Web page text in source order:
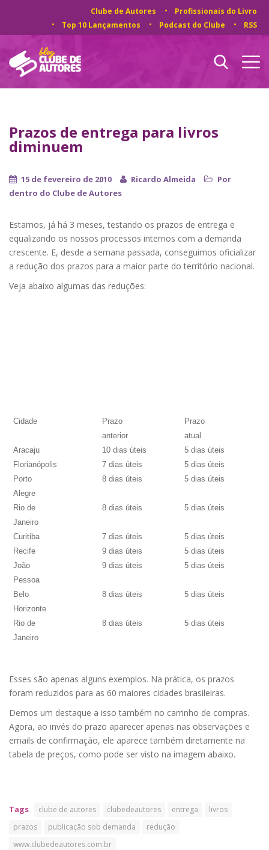
Clube de Autores
Profissionais do Livro
Top 10 Lançamentos
Podcast do Clube RSS
Prazos de entrega para livros
diminuem
15 de fevereiro de 2010 Ricardo Almeida
Por
dentro do Clube de Autores
Estamos, já há 3 meses, testando os prazos de entrega e
equalizando os nossos processos internos com a demanda
crescente. E, desde a semana passada, conseguimos oficializar
a redução dos prazos para a maior parte do território nacional.
Veja abaixo algumas das reduções:
Cidade
Prazo
anterior
Prazo
atual
Aracaju
10 dias úteis
5 dias úteis
Florianópolis
7 dias úteis
5 dias úteis
Porto
Alegre
8 dias úteis 5 dias úteis
Rio de
Janeiro
8 dias úteis 5 dias úteis
Curitiba 7 dias úteis
5 dias úteis
Recife
9 dias úteis
5 dias úteis
João
Pessoa
9 dias úteis 5 dias úteis
Belo
Horizonte
8 dias úteis 5 dias úteis
Rio de
Janeiro
8 dias úteis 5 dias úteis
Esses são apenas alguns exemplos. Na prática, os prazos
foram reduzidos para as 60 maiores cidades brasileiras.
Demos um destaque a isso também no carrinho de compras.
Agora, ao invés do prazo aparecer apenas nas observações e
emails de confirmação, ele aparece também diretamente na
tabela de preços, como pode ser visto na imagem abaixo.
Tags clube de autores clubedeautores entrega
livros
prazos
publicação sob demanda
redução
www.clubedeautores.com.br